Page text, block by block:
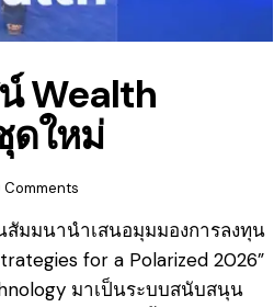
Wealth
ดใหม่
Comments
สัมมนานำเสนอมุมมองการลงทุน
for a Polarized 2026”
มาเป็นระบบสนับสนุน